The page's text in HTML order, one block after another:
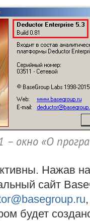
– окно «О
Нажав
сайт
будет